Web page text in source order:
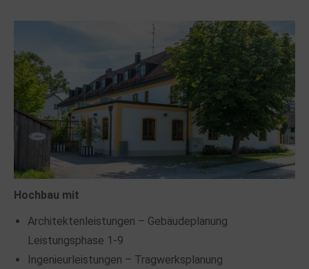
Hochbau mit
Architektenleistungen – Gebäudeplanung
Leistungsphase 1-9
Ingenieurleistungen – Tragwerksplanung